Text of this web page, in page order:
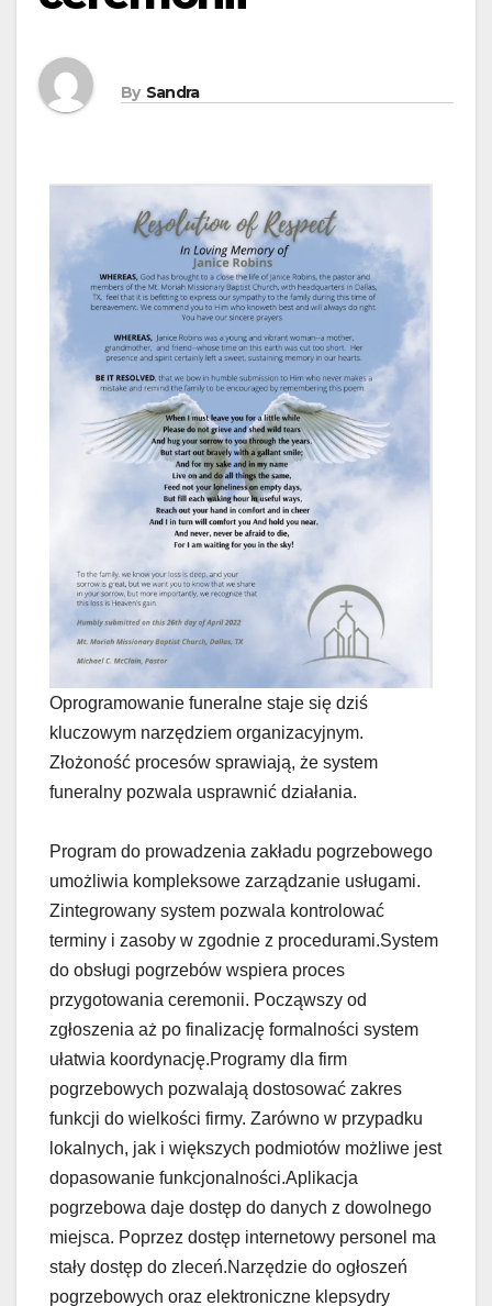
By Sandra
Oprogramowanie funeralne staje się dziś
kluczowym narzędziem organizacyjnym.
Złożoność procesów sprawiają, że system
funeralny pozwala usprawnić działania.
Program do prowadzenia zakładu pogrzebowego
umożliwia kompleksowe zarządzanie usługami.
Zintegrowany system pozwala kontrolować
terminy i zasoby w zgodnie z procedurami.System
do obsługi pogrzebów wspiera proces
przygotowania ceremonii. Począwszy od
zgłoszenia aż po finalizację formalności system
ułatwia koordynację.Programy dla firm
pogrzebowych pozwalają dostosować zakres
funkcji do wielkości firmy. Zarówno w przypadku
lokalnych, jak i większych podmiotów możliwe jest
dopasowanie funkcjonalności.Aplikacja
pogrzebowa daje dostęp do danych z dowolnego
miejsca. Poprzez dostęp internetowy personel ma
stały dostęp do zleceń.Narzędzie do ogłoszeń
pogrzebowych oraz elektroniczne klepsydry